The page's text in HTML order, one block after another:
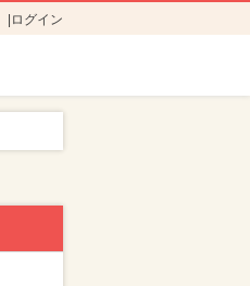
ログイン